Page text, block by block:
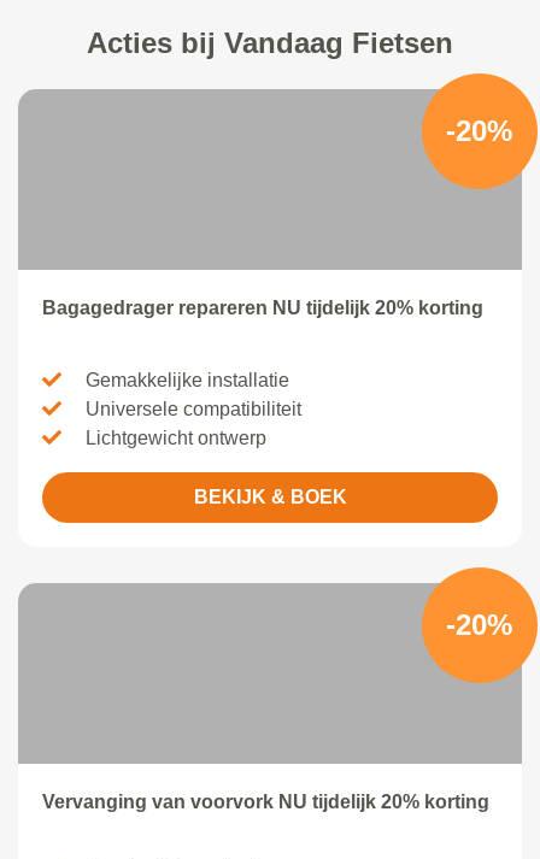
Acties bij Vandaag Fietsen
-20%
Bagagedrager repareren NU tijdelijk 20% korting
Gemakkelijke installatie
Universele compatibiliteit
Lichtgewicht ontwerp
BEKIJK & BOEK
-20%
Vervanging van voorvork NU tijdelijk 20% korting